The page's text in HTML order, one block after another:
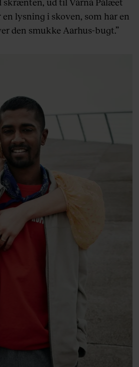
en lysning i skoven, som har en
den smukke Aarhus-bugt.”